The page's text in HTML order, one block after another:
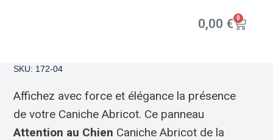
0,00 € 0
SKU: 172-04
Affichez avec force et élégance la présence
de votre Caniche Abricot. Ce panneau
Attention au Chien Caniche Abricot de la